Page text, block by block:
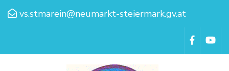
vs.stmarein@neumarkt-steiermark.gv.at